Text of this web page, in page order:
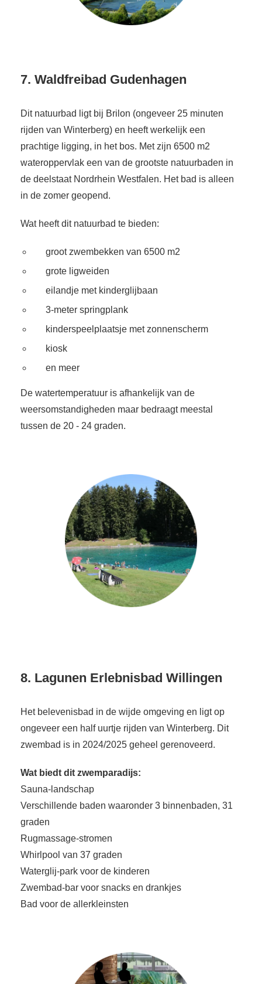
7. Waldfreibad Gudenhagen
Dit natuurbad ligt bij Brilon (ongeveer 25 minuten
rijden van Winterberg) en heeft werkelijk een
prachtige ligging, in het bos. Met zijn 6500 m2
wateroppervlak een van de grootste natuurbaden in
de deelstaat Nordrhein Westfalen. Het bad is alleen
in de zomer geopend.
Wat heeft dit natuurbad te bieden:
groot zwembekken van 6500 m2
grote ligweiden
eilandje met kinderglijbaan
3-meter springplank
kinderspeelplaatsje met zonnenscherm
kiosk
en meer
De watertemperatuur is afhankelijk van de
weersomstandigheden maar bedraagt meestal
tussen de 20 - 24 graden.
8. Lagunen Erlebnisbad Willingen
Het belevenisbad in de wijde omgeving en ligt op
ongeveer een half uurtje rijden van Winterberg. Dit
zwembad is in 2024/2025 geheel gerenoveerd.
Wat biedt dit zwemparadijs:
Sauna-landschap
Verschillende baden waaronder 3 binnenbaden, 31
graden
Rugmassage-stromen
Whirlpool van 37 graden
Waterglij-park voor de kinderen
Zwembad-bar voor snacks en drankjes
Bad voor de allerkleinsten